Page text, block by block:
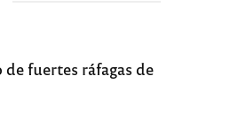
fuertes ráfagas de